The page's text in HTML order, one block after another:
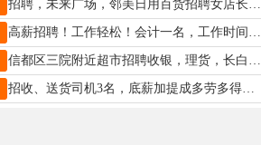
招聘，未来广场，邻美日用百货招聘女店长（年龄不超过45周岁）一名，工资底薪加提成，电话17692958277
高薪招聘！工作轻松！会计一名，工作时间自由，工资面议，开发区美神物流园附近，16632906793
信都区三院附近超市招聘收银，理货，长白班，月薪3000+ 有意者电联13931952677
招收、送货司机3名，底薪加提成多劳多得、月公休两天，需要负责装卸。地址南环路附近宝信物流:电话18632995570